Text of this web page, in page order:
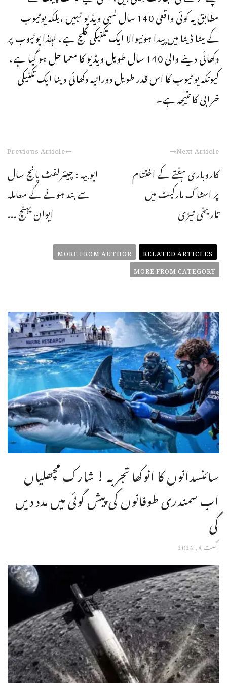
مطابق یہ کوئی واقعی 140 سال لمبی ویڈیو نہیں ،بلکہ یوٹیوب
کے میٹا ڈیٹا میں پیدا ہونیوالا ایک تکنیکی گلچ ہے، لہٰذا یوٹیوب پر
دکھائی دینے والی 140 سال طویل ویڈیو کا معما حل ہو گیا ہے،
کیونکہ یو ٹیوب کا اس قدر طویل دورانیہ دکھائی دینا ایک تکنیکی
خرابی کا نتیجہ ہے۔
Previous Article
ایوبیہ : چیئرلفٹ پانچ سال
سے بند ہونے کے معاملہ
ایوان پہنچ ...
Next Article
کاروباری ہفتے کے اختتام
پر اسٹاک مارکیٹ میں
تاریخی تیزی
RELATED ARTICLES
MORE FROM AUTHOR
MORE FROM CATEGORY
سائنسدانوں کا انوکھا تجربہ ! شارک مچھلیاں
اب سمندری طوفانوں کی پیش گوئی میں مدد دیں
گی
اگست 8, 2026